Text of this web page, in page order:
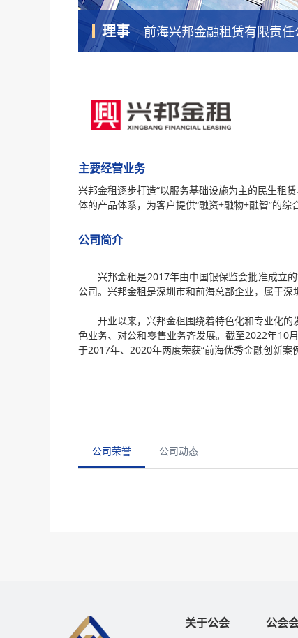
理事 前海兴邦金融租赁有限责任
主要经营业务
兴邦金租逐步打造“以服务基础设施为主的民生租
体的产品体系，为客户提供“融资+融物+融智”的综
公司简介
兴邦金租是2017年由中国银保监会批准成立
公司。兴邦金租是深圳市和前海总部企业，属于深
开业以来，兴邦金租围绕着特色化和专业化
色业务、对公和零售业务齐发展。截至2022年10
于2017年、2020年两度荣获“前海优秀金融创新案例
公司荣誉 公司动态
关于公会 公会